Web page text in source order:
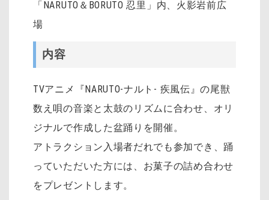
「NARUTO＆BORUTO 忍里」内、火影岩前広
場
内容
TVアニメ『NARUTO-ナルト- 疾風伝』の尾獣
数え唄の音楽と太鼓のリズムに合わせ、オリ
ジナルで作成した盆踊りを開催。
アトラクション入場者だれでも参加でき、踊
っていただいた方には、お菓子の詰め合わせ
をプレゼントします。